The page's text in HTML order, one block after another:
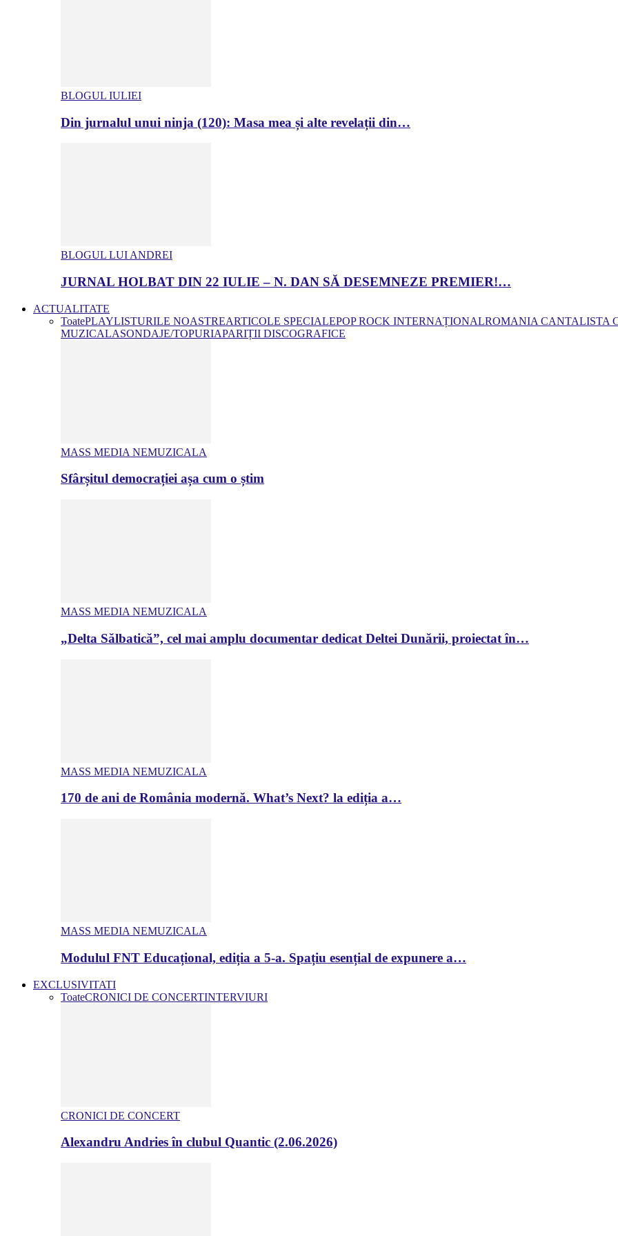
BLOGUL IULIEI
Din jurnalul unui ninja (120): Masa mea și alte revelații din…
BLOGUL LUI ANDREI
JURNAL HOLBAT DIN 22 IULIE – N. DAN SĂ DESEMNEZE PREMIER!…
ACTUALITATE
ToatePLAYLISTURILE NOASTREARTICOLE SPECIALEPOP ROCK INTERNAȚIONALROMANIA CANTALISTA
MUZICALASONDAJE/TOPURIAPARIȚII DISCOGRAFICE
MASS MEDIA NEMUZICALA
Sfârșitul democrației așa cum o știm
MASS MEDIA NEMUZICALA
„Delta Sălbatică”, cel mai amplu documentar dedicat Deltei Dunării, proiectat în…
MASS MEDIA NEMUZICALA
170 de ani de România modernă. What’s Next? la ediția a…
MASS MEDIA NEMUZICALA
Modulul FNT Educațional, ediția a 5-a. Spațiu esențial de expunere a…
EXCLUSIVITATI
ToateCRONICI DE CONCERTINTERVIURI
CRONICI DE CONCERT
Alexandru Andries în clubul Quantic (2.06.2026)